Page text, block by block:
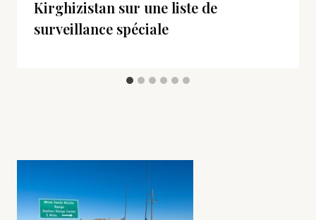
Kirghizistan sur une liste de
surveillance spéciale